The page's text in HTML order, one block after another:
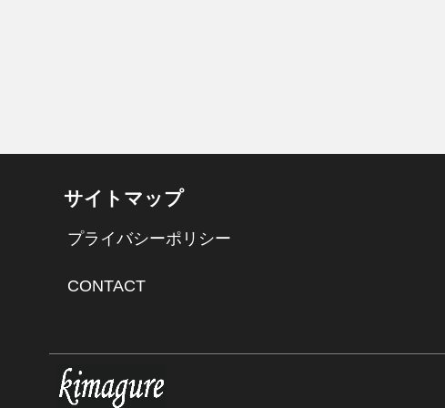
サイトマップ
プライバシーポリシー
CONTACT